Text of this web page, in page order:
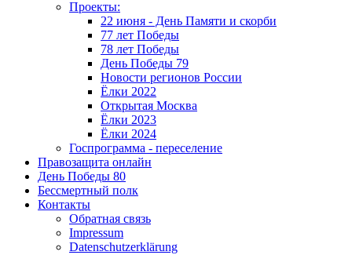
Проекты:
22 июня - День Памяти и скорби
77 лет Победы
78 лет Победы
День Победы 79
Новости регионов России
Ёлки 2022
Открытая Москва
Ёлки 2023
Ёлки 2024
Госпрограмма - переселение
Правозащита онлайн
День Победы 80
Бессмертный полк
Контакты
Обратная связь
Impressum
Datenschutzerklärung